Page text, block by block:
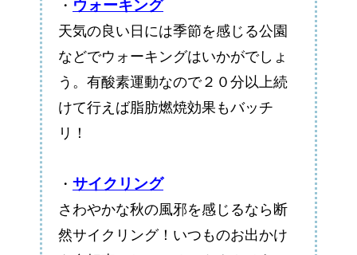
・ ウォーキング
天気の良い日には季節を感じる公園
などでウォーキングはいかがでしょ
う。有酸素運動なので２０分以上続
けて行えば脂肪燃焼効果もバッチ
リ！
・ サイクリング
さわやかな秋の風邪を感じるなら断
然サイクリング！いつものお出かけ